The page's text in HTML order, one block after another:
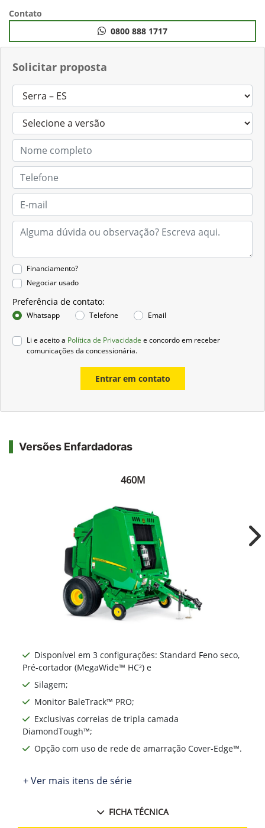
Solicitar proposta
Financiamento?
Negociar usado
Preferência de contato:
Whatsapp Telefone Email
Li e aceito a Política de Privacidade e concordo em receber
comunicações da concessionária.
Entrar em contato
Contato
0800 888 1717
Versões Enfardadoras
460M
Disponível em 3 configurações: Standard Feno seco,
Pré-cortador (MegaWide™ HC²) e
Silagem;
Monitor BaleTrack™ PRO;
Exclusivas correias de tripla camada
DiamondTough™;
Opção com uso de rede de amarração Cover-Edge™.
+ Ver mais itens de série
FICHA TÉCNICA